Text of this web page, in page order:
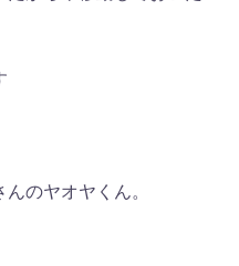
のヤオヤくん。